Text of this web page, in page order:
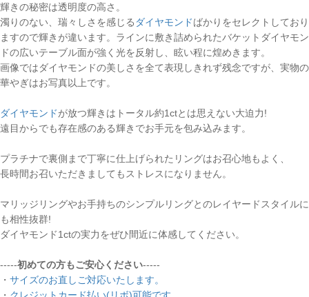
輝きの秘密は透明度の高さ。
濁りのない、瑞々しさを感じる ダイヤモンドばかりをセレクトしており
ますので輝きが違います。ラインに敷き詰められたバケットダイヤモン
ドの広いテーブル面が強く光を反射し、眩い程に煌めきます。
画像ではダイヤモンドの美しさを全て表現しきれず残念ですが、実物の
華やぎはお写真以上です。
ダイヤモンドが放つ輝きはトータル約1ctとは思えない大迫力!
遠目からでも存在感のある輝きでお手元を包み込みます。
プラチナで裏側まで丁寧に仕上げられたリングはお召心地もよく、
長時間お召いただきましてもストレスになりません。
マリッジリングやお手持ちのシンプルリングとのレイヤードスタイルに
も相性抜群!
ダイヤモンド1ctの実力をぜひ間近に体感してください。
-----初めての方もご安心ください-----
・ サイズのお直しご対応いたします。